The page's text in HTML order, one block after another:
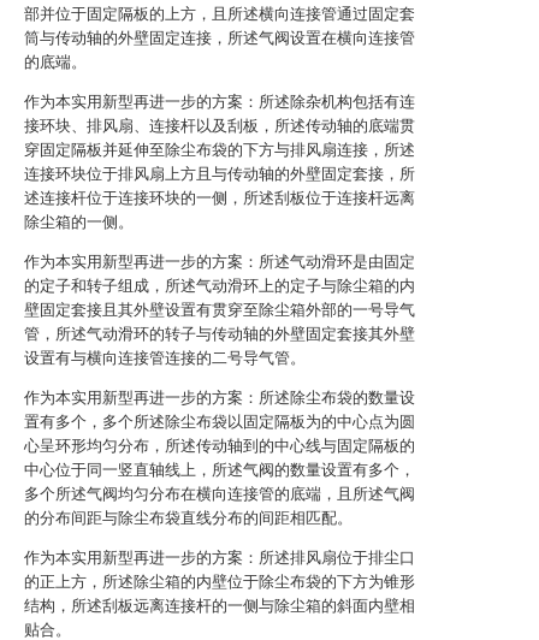
部并位于固定隔板的上方，且所述横向连接管通过固定套
筒与传动轴的外壁固定连接，所述气阀设置在横向连接管
的底端。
作为本实用新型再进一步的方案：所述除杂机构包括有连
接环块、排风扇、连接杆以及刮板，所述传动轴的底端贯
穿固定隔板并延伸至除尘布袋的下方与排风扇连接，所述
连接环块位于排风扇上方且与传动轴的外壁固定套接，所
述连接杆位于连接环块的一侧，所述刮板位于连接杆远离
除尘箱的一侧。
作为本实用新型再进一步的方案：所述气动滑环是由固定
的定子和转子组成，所述气动滑环上的定子与除尘箱的内
壁固定套接且其外壁设置有贯穿至除尘箱外部的一号导气
管，所述气动滑环的转子与传动轴的外壁固定套接其外壁
设置有与横向连接管连接的二号导气管。
作为本实用新型再进一步的方案：所述除尘布袋的数量设
置有多个，多个所述除尘布袋以固定隔板为的中心点为圆
心呈环形均匀分布，所述传动轴到的中心线与固定隔板的
中心位于同一竖直轴线上，所述气阀的数量设置有多个，
多个所述气阀均匀分布在横向连接管的底端，且所述气阀
的分布间距与除尘布袋直线分布的间距相匹配。
作为本实用新型再进一步的方案：所述排风扇位于排尘口
的正上方，所述除尘箱的内壁位于除尘布袋的下方为锥形
结构，所述刮板远离连接杆的一侧与除尘箱的斜面内壁相
贴合。